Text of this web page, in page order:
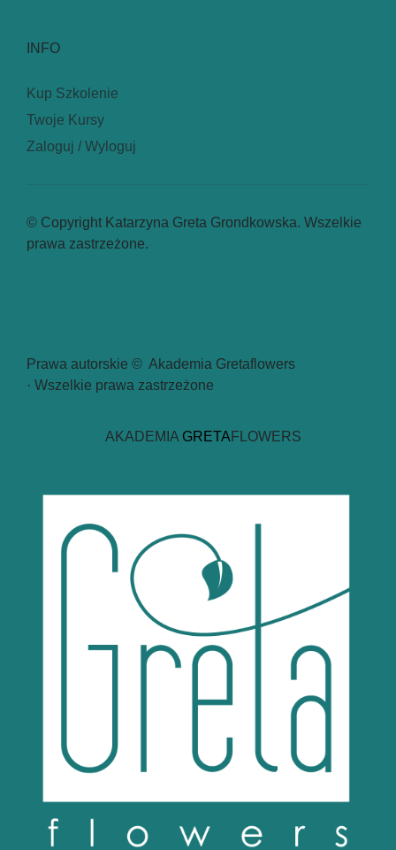
INFO
Kup Szkolenie
Twoje Kursy
Zaloguj / Wyloguj
© Copyright Katarzyna Greta Grondkowska. Wszelkie
prawa zastrzeżone.
Prawa autorskie © Akademia Gretaflowers
· Wszelkie prawa zastrzeżone
AKADEMIA GRETAFLOWERS